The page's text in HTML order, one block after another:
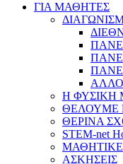
ΓΙΑ ΜΑΘΗΤΕΣ
Η ΦΥΣΙΚΗ
ΘΕΛΟΥΜΕ
ΘΕΡΙΝΑ
STEM-net
ΑΣΚΗΣΕΙΣ